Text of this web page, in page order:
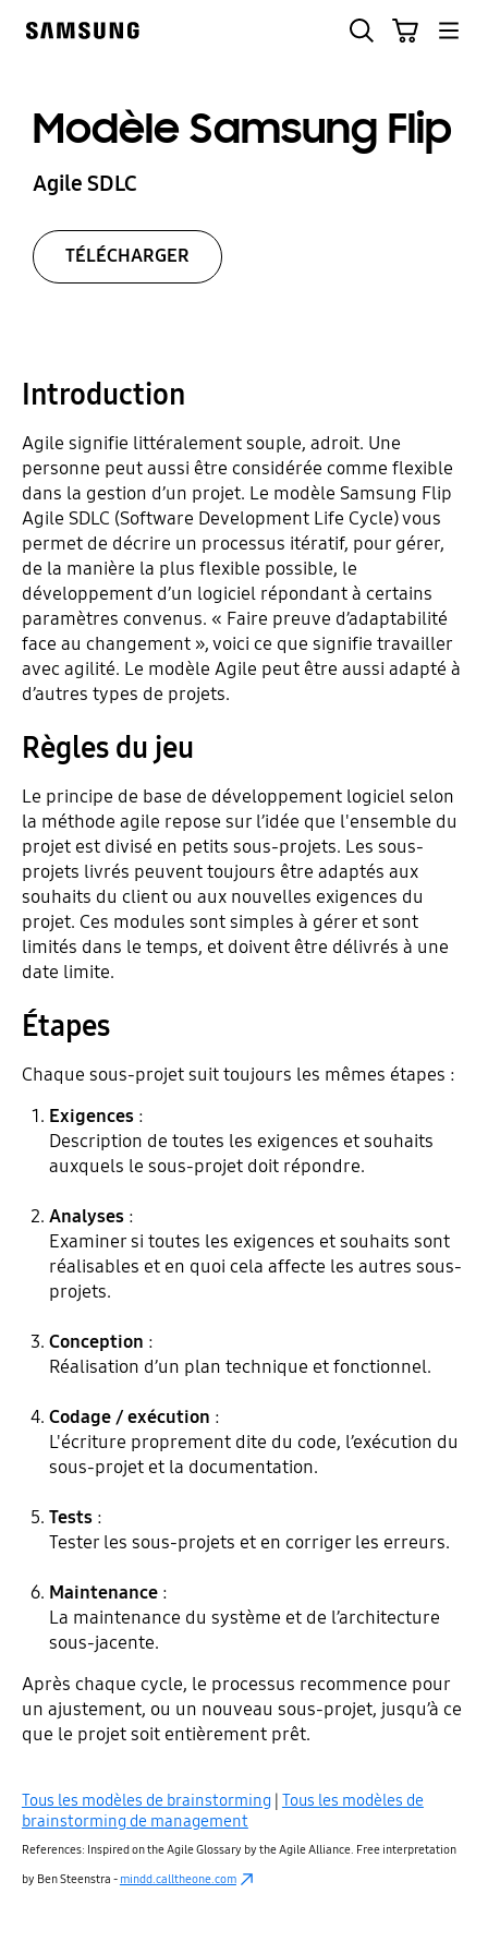
Modèle Samsung Flip
Agile SDLC
TÉLÉCHARGER
Introduction
Agile signifie littéralement souple, adroit. Une
personne peut aussi être considérée comme flexible
dans la gestion d’un projet. Le modèle Samsung Flip
Agile SDLC (Software Development Life Cycle) vous
permet de décrire un processus itératif, pour gérer,
de la manière la plus flexible possible, le
développement d’un logiciel répondant à certains
paramètres convenus. « Faire preuve d’adaptabilité
face au changement », voici ce que signifie travailler
avec agilité. Le modèle Agile peut être aussi adapté à
d’autres types de projets.
Règles du jeu
Le principe de base de développement logiciel selon
la méthode agile repose sur l’idée que l'ensemble du
projet est divisé en petits sous-projets. Les sous-
projets livrés peuvent toujours être adaptés aux
souhaits du client ou aux nouvelles exigences du
projet. Ces modules sont simples à gérer et sont
limités dans le temps, et doivent être délivrés à une
date limite.
Étapes
Chaque sous-projet suit toujours les mêmes étapes :
Exigences:
Description de toutes les exigences et souhaits
auxquels le sous-projet doit répondre.
Analyses:
Examiner si toutes les exigences et souhaits sont
réalisables et en quoi cela affecte les autres sous-
projets.
Conception :
Réalisation d’un plan technique et fonctionnel.
Codage / exécution :
L'écriture proprement dite du code, l’exécution du
sous-projet et la documentation.
Tests:
Tester les sous-projets et en corriger les erreurs.
Maintenance:
La maintenance du système et de l’architecture
sous-jacente.
Après chaque cycle, le processus recommence pour
un ajustement, ou un nouveau sous-projet, jusqu’à ce
que le projet soit entièrement prêt.
Tous les modèles de brainstorming | Tous les modèles de
brainstorming de management
References: Inspired on the Agile Glossary by the Agile Alliance. Free interpretation
by Ben Steenstra - mindd.calltheone.com